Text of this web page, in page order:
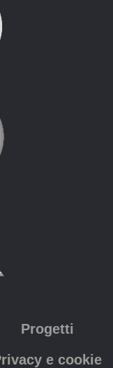
Progetti
e cookie